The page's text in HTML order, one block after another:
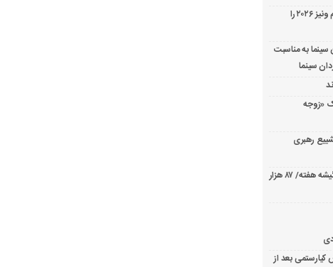
جورج کلونی شیر طلایی جشنواره فیلم ونیز ۲۰۲۶ را
سینما به مناسبت
سینما
در تدارک «زوجه
رهبری
صدرنشینی قاطع «تهران کنارت» در گیشه هفته/ ۸۷ هزار
کیارستمی بعد از